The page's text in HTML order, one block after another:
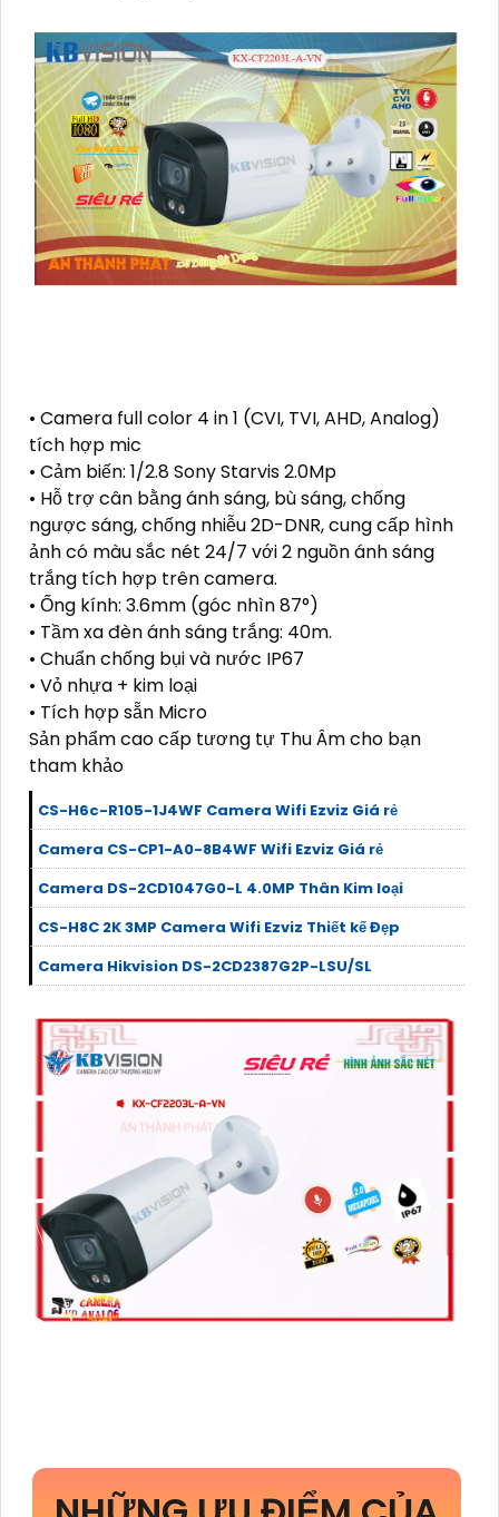
• Camera full color 4 in 1 (CVI, TVI, AHD, Analog)
tích hợp mic
• Cảm biến: 1/2.8 Sony Starvis 2.0Mp
• Hỗ trợ cân bằng ánh sáng, bù sáng, chống
ngược sáng, chống nhiễu 2D-DNR, cung cấp hình
ảnh có màu sắc nét 24/7 với 2 nguồn ánh sáng
trắng tích hợp trên camera.
• Ống kính: 3.6mm (góc nhìn 87°)
• Tầm xa đèn ánh sáng trắng: 40m.
• Chuẩn chống bụi và nước IP67
• Vỏ nhựa + kim loại
• Tích hợp sẵn Micro
Sản phẩm cao cấp tương tự Thu Âm cho bạn
tham khảo
CS-H6c-R105-1J4WF Camera Wifi Ezviz Giá rẻ
Camera CS-CP1-A0-8B4WF Wifi Ezviz Giá rẻ
Camera DS-2CD1047G0-L 4.0MP Thân Kim loại
CS-H8C 2K 3MP Camera Wifi Ezviz Thiết kế Đẹp
Camera Hikvision DS-2CD2387G2P-LSU/SL